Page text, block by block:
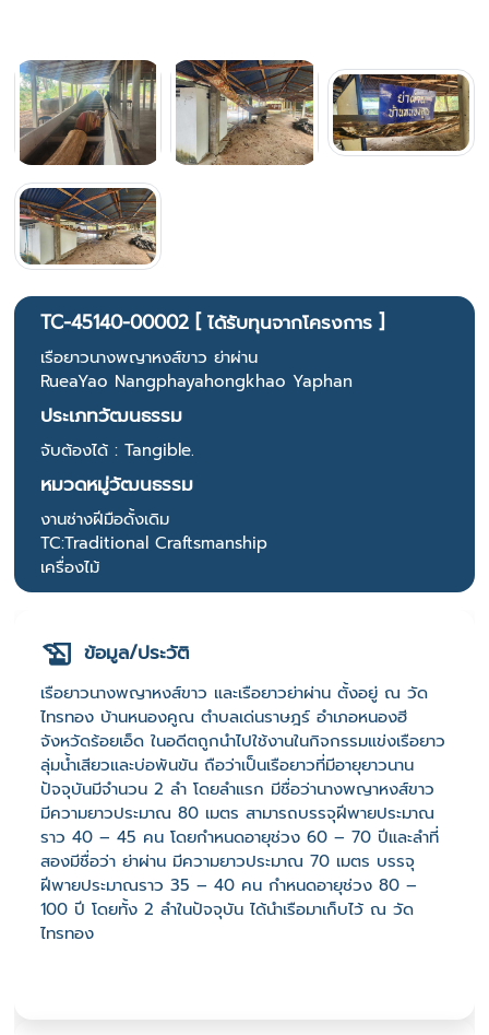
TC-45140-00002 [ ได้รับทุนจากโครงการ ]
เรือยาวนางพญาหงส์ขาว ย่าผ่าน
RueaYao Nangphayahongkhao Yaphan
ประเภทวัฒนธรรม
จับต้องได้ : Tangible.
หมวดหมู่วัฒนธรรม
งานช่างฝีมือดั้งเดิม
TC:Traditional Craftsmanship
เครื่องไม้
ข้อมูล/ประวัติ
เรือยาวนางพญาหงส์ขาว และเรือยาวย่าผ่าน ตั้งอยู่ ณ วัด
ไทรทอง บ้านหนองคูณ ตำบลเด่นราษฎร์ อำเภอหนองฮี
จังหวัดร้อยเอ็ด ในอดีตถูกนำไปใช้งานในกิจกรรมแข่งเรือยาว
ลุ่มน้ำเสียวและบ่อพันขัน ถือว่าเป็นเรือยาวที่มีอายุยาวนาน
ปัจจุบันมีจำนวน 2 ลำ โดยลำแรก มีชื่อว่านางพญาหงส์ขาว
มีความยาวประมาณ 80 เมตร สามารถบรรจุฝีพายประมาณ
ราว 40 – 45 คน โดยกำหนดอายุช่วง 60 – 70 ปีและลำที่
สองมีชื่อว่า ย่าผ่าน มีความยาวประมาณ 70 เมตร บรรจุ
ฝีพายประมาณราว 35 – 40 คน กำหนดอายุช่วง 80 –
100 ปี โดยทั้ง 2 ลำในปัจจุบัน ได้นำเรือมาเก็บไว้ ณ วัด
ไทรทอง